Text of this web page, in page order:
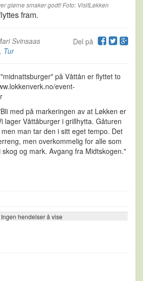
glørne smaker godt! Foto: VisitLøkken
fram.
Del på
Svinsaas
, Tur
på Våttån er flyttet to
event-
med på markeringen av at Løkken er
lager Våttåburger i grillhytta. Gåturen
man tar den i sitt eget tempo. Det
men overkommelig for alle som
og mark. Avgang fra Midtskogen."
Ingen hendelser å vise